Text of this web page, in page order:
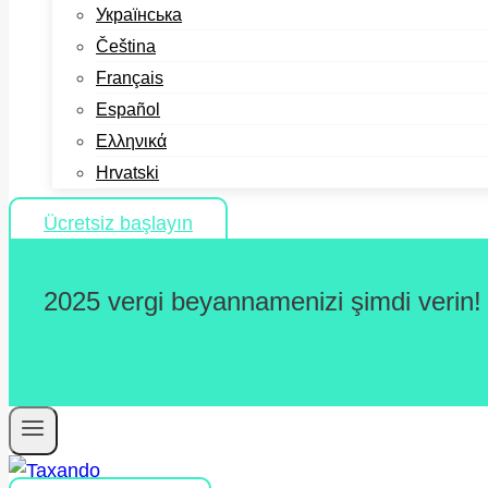
Українська
Čeština
Français
Español
Ελληνικά
Hrvatski
Ücretsiz başlayın
2025 vergi beyannamenizi şimdi